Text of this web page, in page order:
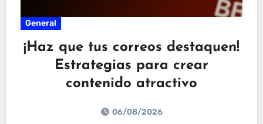
General
¡Haz que tus correos destaquen!
Estrategias para crear
contenido atractivo
06/08/2026